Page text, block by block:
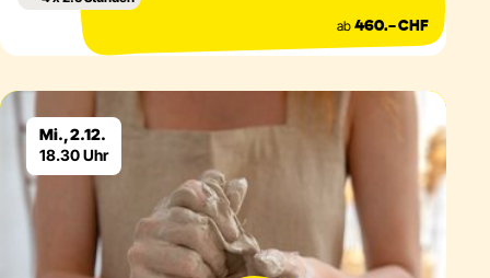
ab 460.– CHF
Mi., 2.12.
18.30 Uhr